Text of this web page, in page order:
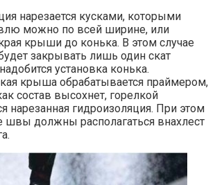
нарезается кусками, которыми
можно по всей ширине, или
крыши до конька. В этом случае
закрывать лишь один скат
установка конька.
крыша обрабатывается праймером,
состав высохнет, горелкой
нарезанная гидроизоляция. При этом
швы должны располагаться внахлест